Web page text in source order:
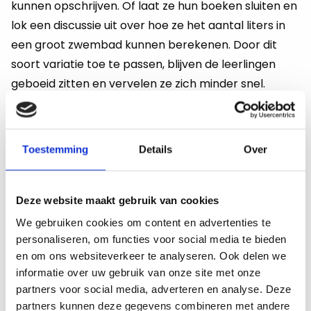
Toestemming Details Over
Deze website maakt gebruik van cookies
We gebruiken cookies om content en advertenties te
personaliseren, om functies voor social media te bieden
en om ons websiteverkeer te analyseren. Ook delen we
informatie over uw gebruik van onze site met onze
partners voor social media, adverteren en analyse. Deze
partners kunnen deze gegevens combineren met andere
kunnen opschrijven. Of laat ze hun boeken sluiten en
lok een discussie uit over hoe ze het aantal liters in
een groot zwembad kunnen berekenen. Door dit
soort variatie toe te passen, blijven de leerlingen
geboeid zitten en vervelen ze zich minder snel.
Tip 3: Meer dan alleen het boek
uit hun boeken. Als expert in jouw vakgebied kan jij
vertellen meer dan dat wat in het boek staat. Ze
koppelen hun ervaring aan de lesstof en maken de
leerlingen duidelijk hoe ze de lessen in de praktijk
kunnen toepassen.
Ben jij een NaSk docent? Vertel dan jouw ervaringen